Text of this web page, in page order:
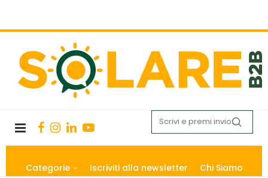
Categorie Iscriviti alla newsletter Chi Siamo